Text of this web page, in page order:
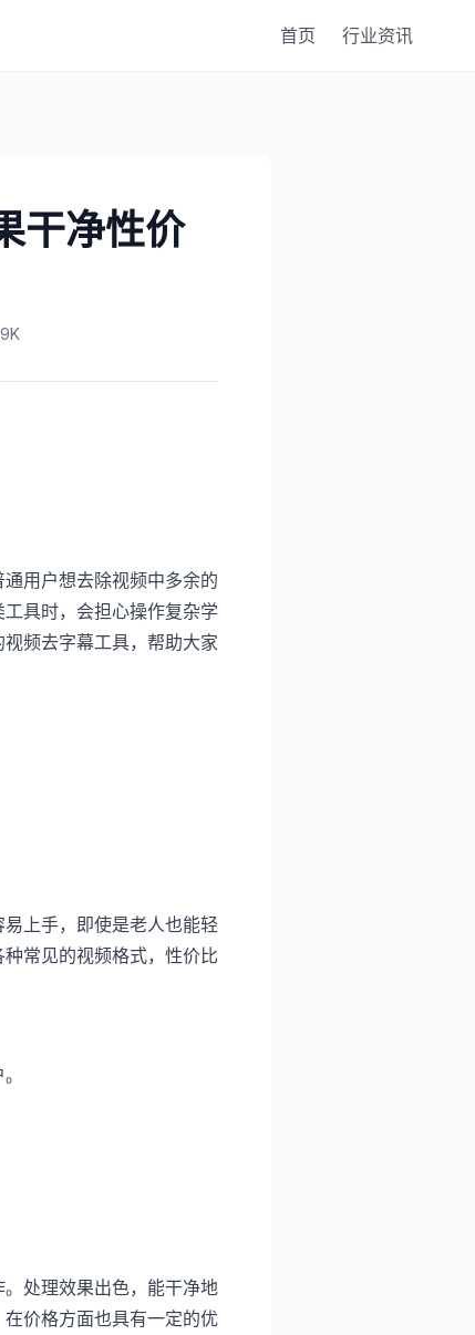
首页 行业资讯
干净性价
用户想去除视频中多余的
具时，会担心操作复杂学
频去字幕工具，帮助大家
上手，即使是老人也能轻
常见的视频格式，性价比
处理效果出色，能干净地
价格方面也具有一定的优